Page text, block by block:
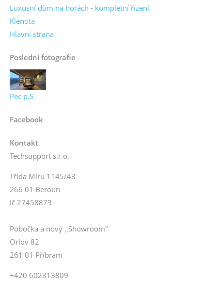
Luxusní dům na horách - kompletní řízení
Klenota
Hlavní strana
Poslední fotografie
Pec p.S
Facebook
Kontakt
Techsupport s.r.o.
Třída Míru 1145/43
266 01 Beroun
Ič 27458873
Pobočka a nový ,,Showroom"
Orlov 82
261 01 Příbram
+420 602313809